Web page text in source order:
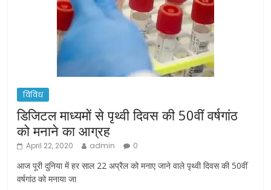
विविध
डिजिटल माध्यमों से पृथ्वी दिवस की 50वीं वर्षगांठ
को मनाने का आग्रह
April 22, 2020 admin 0
आज पूरी दुनिया में हर साल 22 अप्रैल को मनाए जाने वाले पृथ्वी दिवस की 50वीं
वर्षगांठ को मनाया जा